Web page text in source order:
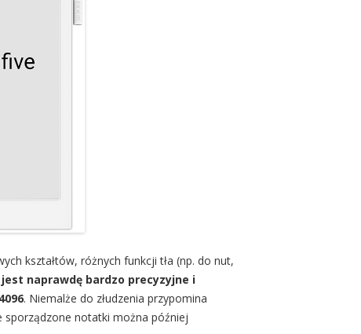
kształtów, różnych funkcji tła (np. do nut,
naprawdę bardzo precyzyjne i
. Niemalże do złudzenia przypomina
sporządzone notatki można później